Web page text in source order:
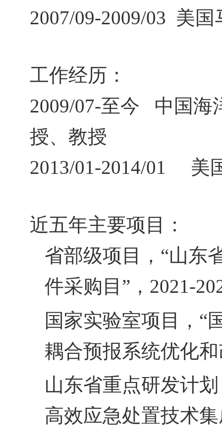
2007/09-2009/03 美国
工作经历：
2009/07-至今 中国海
授、教授
2013/01-2014/01 美
近五年主要项目：
省部级项目，“山东
件采购目”， 2021-
国家实验室项目，“
耦合预报系统优化
山东省重点研发计
高效应急处置技术